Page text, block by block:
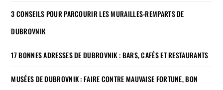
3 CONSEILS POUR PARCOURIR LES MURAILLES-REMPARTS DE
DUBROVNIK
17 BONNES ADRESSES DE DUBROVNIK : BARS, CAFÉS ET RESTAURANTS
MUSÉES DE DUBROVNIK : FAIRE CONTRE MAUVAISE FORTUNE, BON